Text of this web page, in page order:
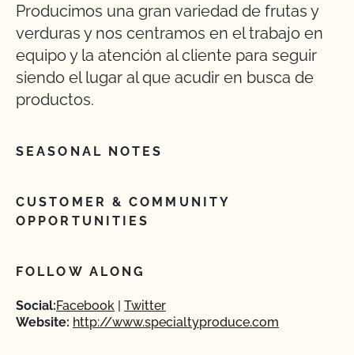
Producimos una gran variedad de frutas y
verduras y nos centramos en el trabajo en
equipo y la atención al cliente para seguir
siendo el lugar al que acudir en busca de
productos.
SEASONAL NOTES
CUSTOMER & COMMUNITY
OPPORTUNITIES
FOLLOW ALONG
Social:Facebook
Twitter
Website: http://www.specialtyproduce.com